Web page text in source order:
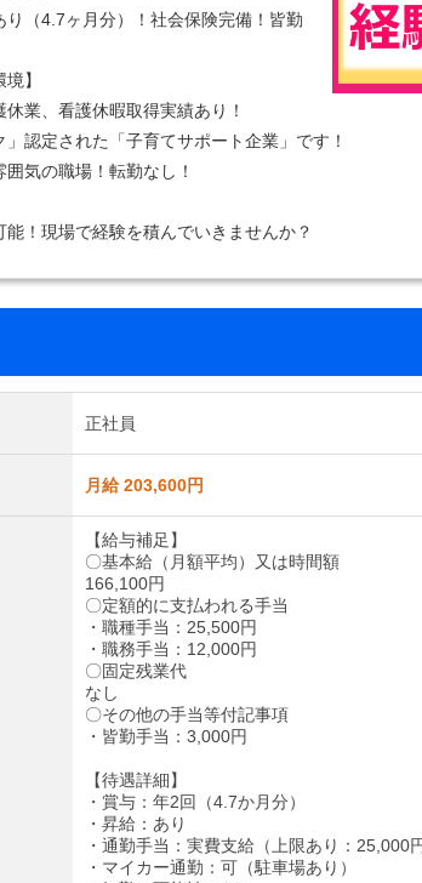
り（4.7ヶ月分）！社会保険完備！皆勤
】
休業、看護休暇取得実績あり！
」認定された「子育てサポート企業」です！
囲気の職場！転勤なし！
能！現場で経験を積んでいきませんか？
正社員
月給 203,600円
【給与補足】
〇基本給（月額平均）又は時間額
166,100円
〇定額的に支払われる手当
・職種手当：25,500円
・職務手当：12,000円
〇固定残業代
なし
〇その他の手当等付記事項
・皆勤手当：3,000円
【待遇詳細】
・賞与：年2回（4.7か月分）
・昇給：あり
・通勤手当：実費支給（上限あり：
・マイカー通勤：可（駐車場あり）